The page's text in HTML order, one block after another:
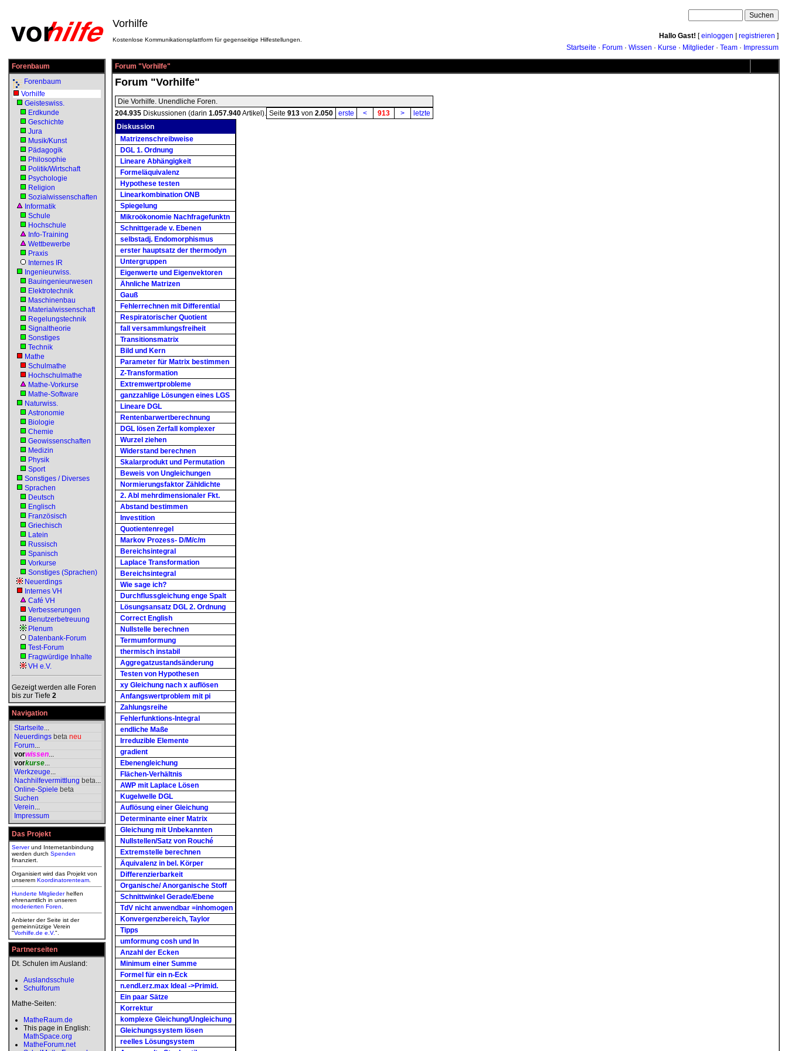
Vorhilfe
Kostenlose Kommunikationsplattform für gegenseitige Hilfestellungen. Hallo Gast! [einloggen registrieren ]
Startseite · Forum · Wissen · Kurse · Mitglieder · Team · Impressum
Forenbaum
Forenbaum
Vorhilfe
Geisteswiss.
Erdkunde
Geschichte
Jura
Musik/Kunst
Pädagogik
Philosophie
Politik/Wirtschaft
Psychologie
Religion
Sozialwissenschaften
Informatik
Schule
Hochschule
Info-Training
Wettbewerbe
Praxis
Internes IR
Ingenieurwiss.
Bauingenieurwesen
Elektrotechnik
Maschinenbau
Materialwissenschaft
Regelungstechnik
Signaltheorie
Sonstiges
Technik
Mathe
Schulmathe
Hochschulmathe
Mathe-Vorkurse
Mathe-Software
Naturwiss.
Astronomie
Biologie
Chemie
Geowissenschaften
Medizin
Physik
Sport
Sonstiges / Diverses
Sprachen
Deutsch
Englisch
Französisch
Griechisch
Latein
Russisch
Spanisch
Vorkurse
Sonstiges (Sprachen)
Neuerdings
Internes VH
Café VH
Verbesserungen
Benutzerbetreuung
Plenum
Datenbank-Forum
Test-Forum
Fragwürdige Inhalte
VH e.V.
Gezeigt werden alle Foren
bis zur Tiefe 2
Navigation
Startseite...
Neuerdings beta neu
Forum...
vorwissen...
vorkurse...
Werkzeuge...
Nachhilfevermittlung beta...
Online-Spiele beta
Suchen
Verein...
Impressum
Das Projekt
Serverund Internetanbindung
werden durch Spenden
finanziert.
Organisiert wird das Projekt von
unserem Koordinatorenteam
Hunderte Mitgliederhelfen
ehrenamtlich in unseren
moderierten Foren
Anbieter der Seite ist der
gemeinnützige Verein
"Vorhilfe.de e.V.".
Partnerseiten
Dt. Schulen im Ausland:
Auslandsschule
Schulforum
Mathe-Seiten:
MatheRaum.de
This page in English:
MathSpace.org
MatheForum.net
Forum "Vorhilfe"
Forum "Vorhilfe"
Die Vorhilfe. Unendliche Foren.
204.935 Diskussionen (darin 1.057.940Artikel). Seite 913 von 2.050 erste < 913 >
letzte
Diskussion
Matrizenschreibweise
DGL 1. Ordnung
Lineare Abhängigkeit
Formeläquivalenz
Hypothese testen
Linearkombination ONB
Spiegelung
Mikroökonomie Nachfragefunktn
Schnittgerade v. Ebenen
selbstadj. Endomorphismus
erster hauptsatz der thermodyn
Untergruppen
Eigenwerte und Eigenvektoren
Ähnliche Matrizen
Gauß
Fehlerrechnen mit Differential
Respiratorischer Quotient
fall versammlungsfreiheit
Transitionsmatrix
Bild und Kern
Parameter für Matrix bestimmen
Z-Transformation
Extremwertprobleme
ganzzahlige Lösungen eines LGS
Lineare DGL
Rentenbarwertberechnung
DGL lösen Zerfall komplexer
Wurzel ziehen
Widerstand berechnen
Skalarprodukt und Permutation
Beweis von Ungleichungen
Normierungsfaktor Zähldichte
2. Abl mehrdimensionaler Fkt.
Abstand bestimmen
Investition
Quotientenregel
Markov Prozess- D/M/c/m
Bereichsintegral
Laplace Transformation
Bereichsintegral
Wie sage ich?
Durchflussgleichung enge Spalt
Lösungsansatz DGL 2. Ordnung
Correct English
Nullstelle berechnen
Termumformung
thermisch instabil
Aggregatzustandsänderung
Testen von Hypothesen
xy Gleichung nach x auflösen
Anfangswertproblem mit pi
Zahlungsreihe
Fehlerfunktions-Integral
endliche Maße
Irreduzible Elemente
gradient
Ebenengleichung
Flächen-Verhältnis
AWP mit Laplace Lösen
Kugelwelle DGL
Auflösung einer Gleichung
Determinante einer Matrix
Gleichung mit Unbekannten
Nullstellen/Satz von Rouché
Extremstelle berechnen
Äquivalenz in bel. Körper
Differenzierbarkeit
Organische/ Anorganische Stoff
Schnittwinkel Gerade/Ebene
TdV nicht anwendbar =inhomogen
Konvergenzbereich, Taylor
Tipps
umformung cosh und ln
Anzahl der Ecken
Minimum einer Summe
Formel für ein n-Eck
n.endl.erz.max Ideal ->Primid.
Ein paar Sätze
Korrektur
komplexe Gleichung/Ungleichung
Gleichungssystem lösen
reelles Lösungsystem